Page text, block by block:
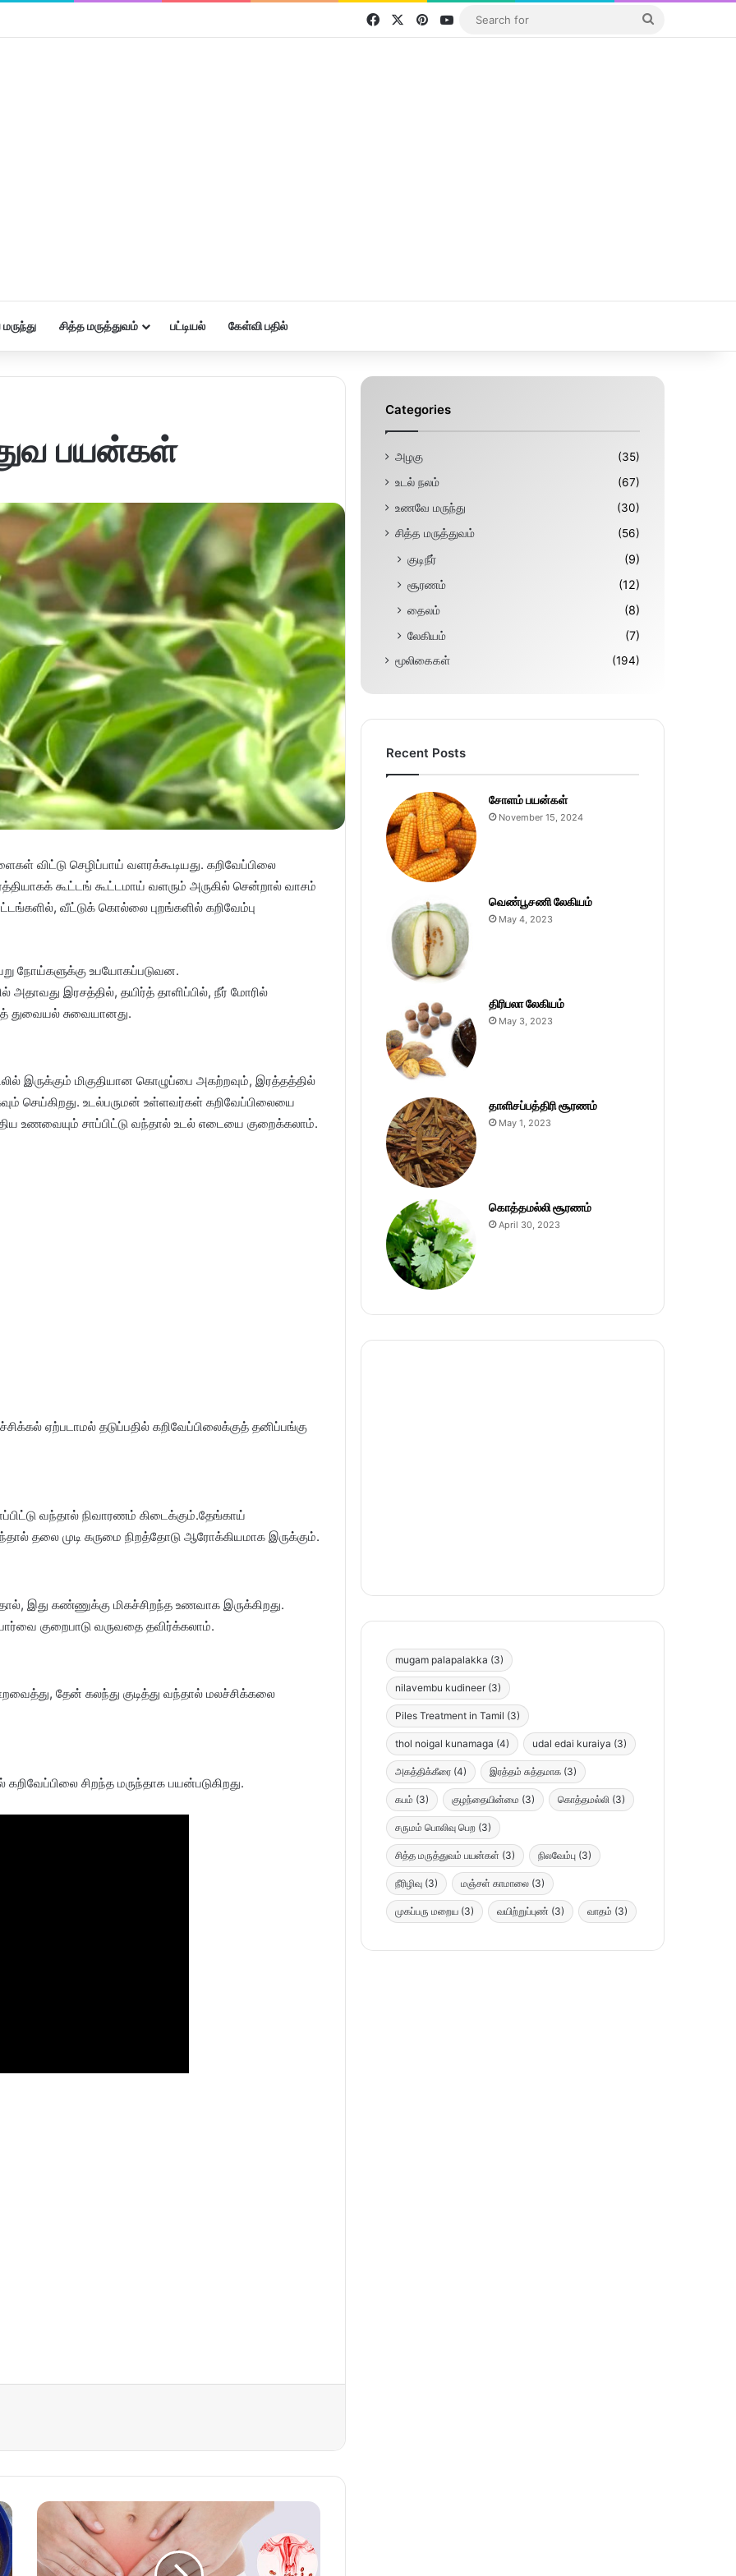
FacebookPinterestYouTube
சித்த மருத்துவம் பட்டியல் கேள்வி பதில்
பயன்கள்
விட்டு செழிப்பாய் வளரக்கூடியது. கறிவேப்பிலை
கூட்டங் கூட்டமாய் வளரும் அருகில் சென்றால் வாசம்
வீட்டுக் கொல்லை புறங்களில் கறிவேம்பு
நோய்களுக்கு உபயோகப்படுவன.
அதாவது இரசத்தில், தயிர்த் தாளிப்பில், நீர் மோரில்
துவையல் சுவையானது.
இருக்கும் மிகுதியான கொழுப்பை அகற்றவும், இரத்தத்தில்
செய்கிறது. உடல்பருமன் உள்ளவர்கள் கறிவேப்பிலையை
உணவையும் சாப்பிட்டு வந்தால் உடல் எடையை குறைக்கலாம்.
ஏற்படாமல் தடுப்பதில் கறிவேப்பிலைக்குத் தனிப்பங்கு
வந்தால் நிவாரணம் கிடைக்கும்.தேங்காய்
தலை முடி கருமை நிறத்தோடு ஆரோக்கியமாக இருக்கும்.
இது கண்ணுக்கு மிகச்சிறந்த உணவாக இருக்கிறது.
குறைபாடு வருவதை தவிர்க்கலாம்.
தேன் கலந்து குடித்து வந்தால் மலச்சிக்கலை
சிறந்த மருந்தாக பயன்படுகிறது.
Categories
அழகு
(35)
உடல் நலம்
(67)
உணவே மருந்து
(30)
சித்த மருத்துவம்
(56)
குடிநீர்
(9)
சூரணம்
(12)
தைலம்
(8)
லேகியம்
(7)
மூலிகைகள் (194)
Recent Posts
சோளம் பயன்கள்
November 15, 2024
வெண்பூசணி லேகியம்
May 4, 2023
திரிபலா லேகியம்
May 3, 2023
தாளிசப்பத்திரி சூரணம்
May 1, 2023
கொத்தமல்லி சூரணம்
April 30, 2023
mugam palapalakka (3)
nilavembu kudineer (3)
Piles Treatment in Tamil (3)
thol noigal kunamaga (4) udal edai kuraiya (3)
அகத்திக்கீரை (4) இரத்தம் சுத்தமாக (3)
கபம் (3) குழந்தையின்மை (3) கொத்தமல்லி (3)
சருமம் பொலிவு பெற (3)
சித்த மருத்துவம் பயன்கள் (3) நிலவேம்பு (3)
நீரிழிவு (3) மஞ்சள் காமாலை (3)
முகப்பரு மறைய (3) வயிற்றுப்புண் (3) வாதம் (3)